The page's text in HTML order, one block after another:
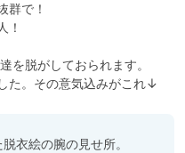
群で！
！
を脱がしておられます。
た。その意気込みがこれ↓
衣絵の腕の見せ所。